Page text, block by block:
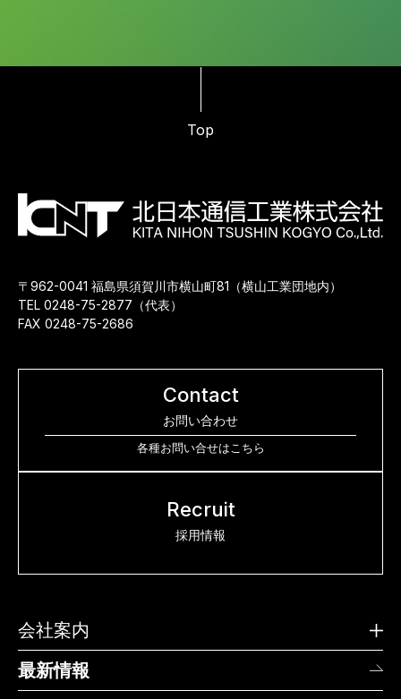
Top
〒962-0041 福島県須賀川市横山町81（横山工業団地内）
TEL 0248-75-2877（代表）
FAX 0248-75-2686
Contact
お問い合わせ
各種お問い合せはこちら
Recruit
採用情報
会社案内
最新情報